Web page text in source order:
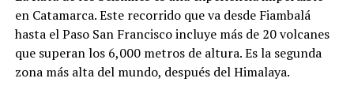
en Catamarca. Este recorrido que va desde Fiambalá
hasta el Paso San Francisco incluye más de 20 volcanes
que superan los 6,000 metros de altura. Es la segunda
zona más alta del mundo, después del Himalaya.